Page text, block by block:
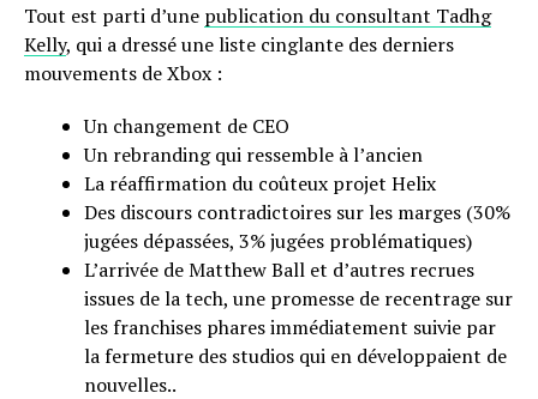
Tout est parti d’une publication du consultant Tadhg
Kelly, qui a dressé une liste cinglante des derniers
mouvements de Xbox :
Un changement de CEO
Un rebranding qui ressemble à l’ancien
La réaffirmation du coûteux projet Helix
Des discours contradictoires sur les marges (30%
jugées dépassées, 3% jugées problématiques)
L’arrivée de Matthew Ball et d’autres recrues
issues de la tech, une promesse de recentrage sur
les franchises phares immédiatement suivie par
la fermeture des studios qui en développaient de
nouvelles..